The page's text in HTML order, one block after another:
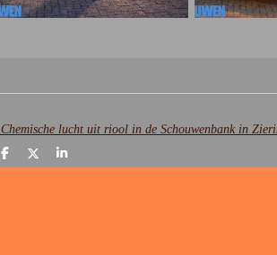
Chemische lucht uit riool in de Schouwenbank in
D
e
D
e
S
h